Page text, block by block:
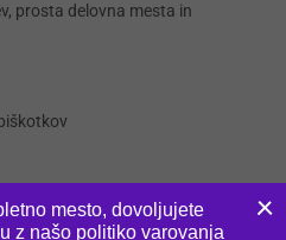
prosta delovna mesta in
mesto, dovoljujete
z našo politiko varovanja